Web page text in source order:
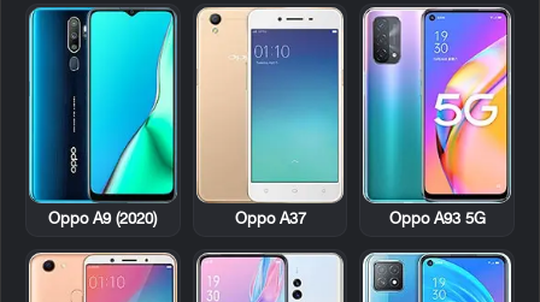
Oppo A93 5G
Oppo A37
Oppo A9 (2020)